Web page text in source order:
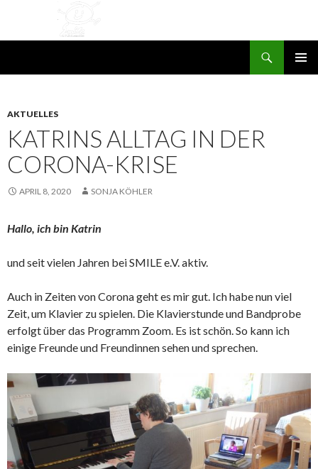
AKTUELLES
KATRINS ALLTAG IN DER
CORONA-KRISE
APRIL 8, 2020 SONJA KÖHLER
Hallo, ich bin Katrin
und seit vielen Jahren bei SMILE e.V. aktiv.
Auch in Zeiten von Corona geht es mir gut. Ich habe nun viel
Zeit, um Klavier zu spielen. Die Klavierstunde und Bandprobe
erfolgt über das Programm Zoom. Es ist schön. So kann ich
einige Freunde und Freundinnen sehen und sprechen.